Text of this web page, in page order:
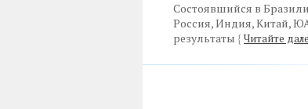
Состоявшийся в
Россия, Индия, Китай,
результаты { Читайте